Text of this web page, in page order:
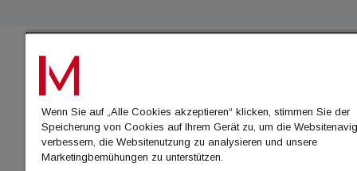
Wenn Sie auf „Alle Cookies akzeptieren“ klicken, stimmen Sie der
Speicherung von Cookies auf Ihrem Gerät zu, um die
verbessern, die Websitenutzung zu analysieren und unsere
Marketingbemühungen zu unterstützen.